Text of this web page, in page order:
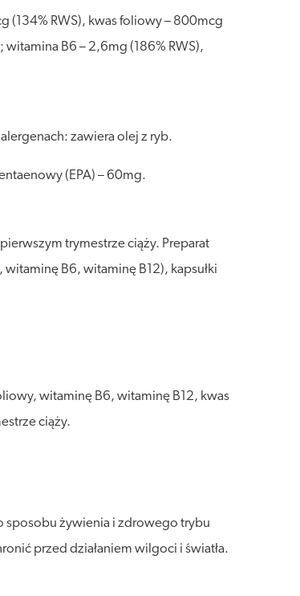
(134% RWS), kwas foliowy – 800mcg
B6 – 2,6mg (186% RWS),
zawiera olej z ryb.
(EPA) – 60mg.
trymestrze ciąży. Preparat
witaminę B6, witaminę B12), kapsułki
witaminę B6, witaminę B12, kwas
ciąży.
sposobu żywienia i zdrowego trybu
przed działaniem wilgoci i światła.